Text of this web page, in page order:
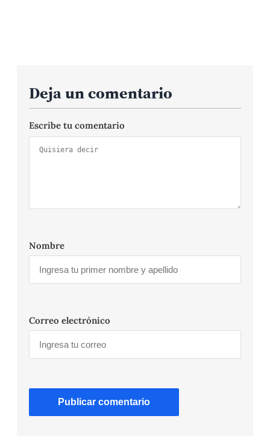
Deja un comentario
Escribe tu comentario
Nombre
Correo electrónico